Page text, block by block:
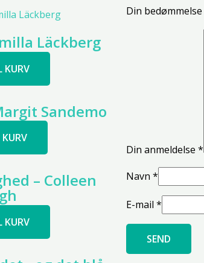
Din bedømmelse
Din anmeldelse *
Navn *
E-mail *
Läckberg
KURV
Sandemo
– Colleen
KURV